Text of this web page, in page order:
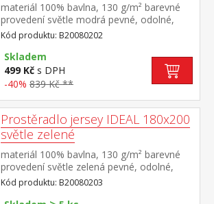
materiál 100% bavlna, 130 g/m² barevné
provedení světle modrá pevné, odolné,
stálobarevné, obšito gumou pro matrace
do výšky 25 cm pratelné do 60 °C
Kód produktu: B20080202
Skladem
499 Kč s DPH
-40% 839 Kč **
Prostěradlo jersey IDEAL 180x200
světle zelené
materiál 100% bavlna, 130 g/m² barevné
provedení světle zelená pevné, odolné,
stálobarevné, obšito gumou pro matrace
do výšky 25 cm pratelné do 60 °C
Kód produktu: B20080203